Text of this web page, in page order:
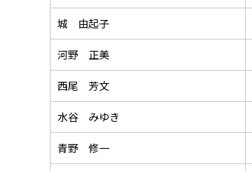
城 由起子
河野 正美
西尾 芳文
水谷 みゆき
青野 修一